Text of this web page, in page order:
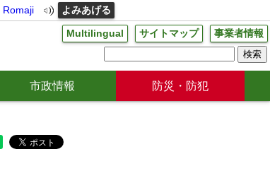
Romaji よみあげる
Multilingual サイトマップ 事業者情報
市政情報 防災・防犯